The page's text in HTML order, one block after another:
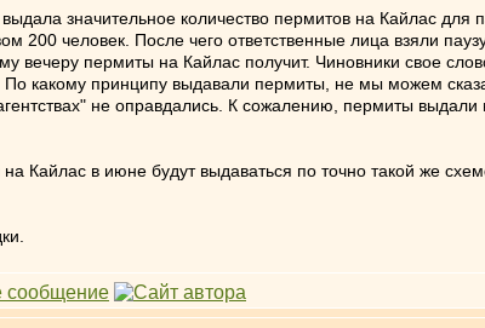
значительное количество пермитов на Кайлас
200 человек. После чего ответственные лица взяли
вечеру пермиты на Кайлас получит. Чиновники свое
какому принципу выдавали пермиты, не мы можем
не оправдались. К сожалению, пермиты
Кайлас в июне будут выдаваться по точно такой же